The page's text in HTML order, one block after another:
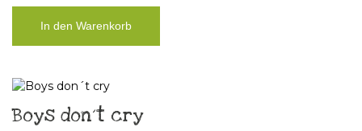
In den Warenkorb
Boys don´t cry